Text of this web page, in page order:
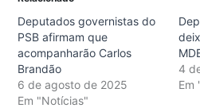
Deputados governistas do
PSB afirmam que
acompanharão Carlos
Brandão
6 de agosto de 2025
Em "Notícias"
4
Em